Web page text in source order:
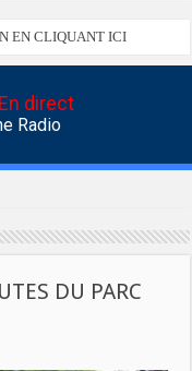
EN CLIQUANT ICI
En direct
Radio
DU PARC